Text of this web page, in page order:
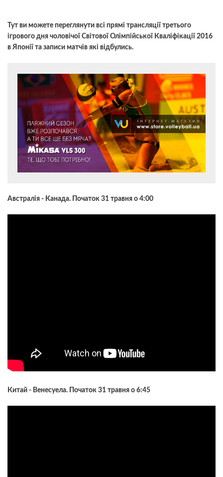
Тут ви можете переглянути всі прямі трансляції третього
ігрового дня чоловічої Світової Олімпійської Кваліфікації 2016
в Японії та записи матчів які відбулись.
Австралія - Канада. Початок 31 травня о 4:00
Китай - Венесуела. Початок 31 травня о 6:45